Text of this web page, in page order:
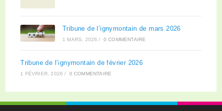
Tribune de l’ignymontain de mars 2026
1 MARS, 2026 / 0 COMMENTAIRE
Tribune de l’ignymontain de février 2026
1 FÉVRIER, 2026 / 0 COMMENTAIRE